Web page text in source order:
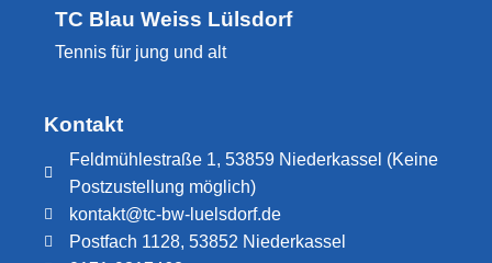
TC Blau Weiss Lülsdorf
Tennis für jung und alt
Kontakt
Feldmühlestraße 1, 53859 Niederkassel (Keine
Postzustellung möglich)
kontakt@tc-bw-luelsdorf.de
Postfach 1128, 53852 Niederkassel